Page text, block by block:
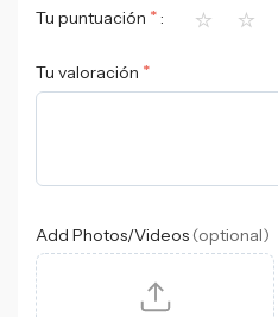
Tu puntuación * ⭐ ⭐
Tu valoración *
Add Photos/Videos (optional)